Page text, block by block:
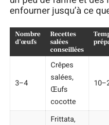
enfourner jusqu’à ce
Nombre
d’œufs
Recettes
salées
conseillées
3–4
Crêpes
salées,
Œufs
cocotte
Frittata,